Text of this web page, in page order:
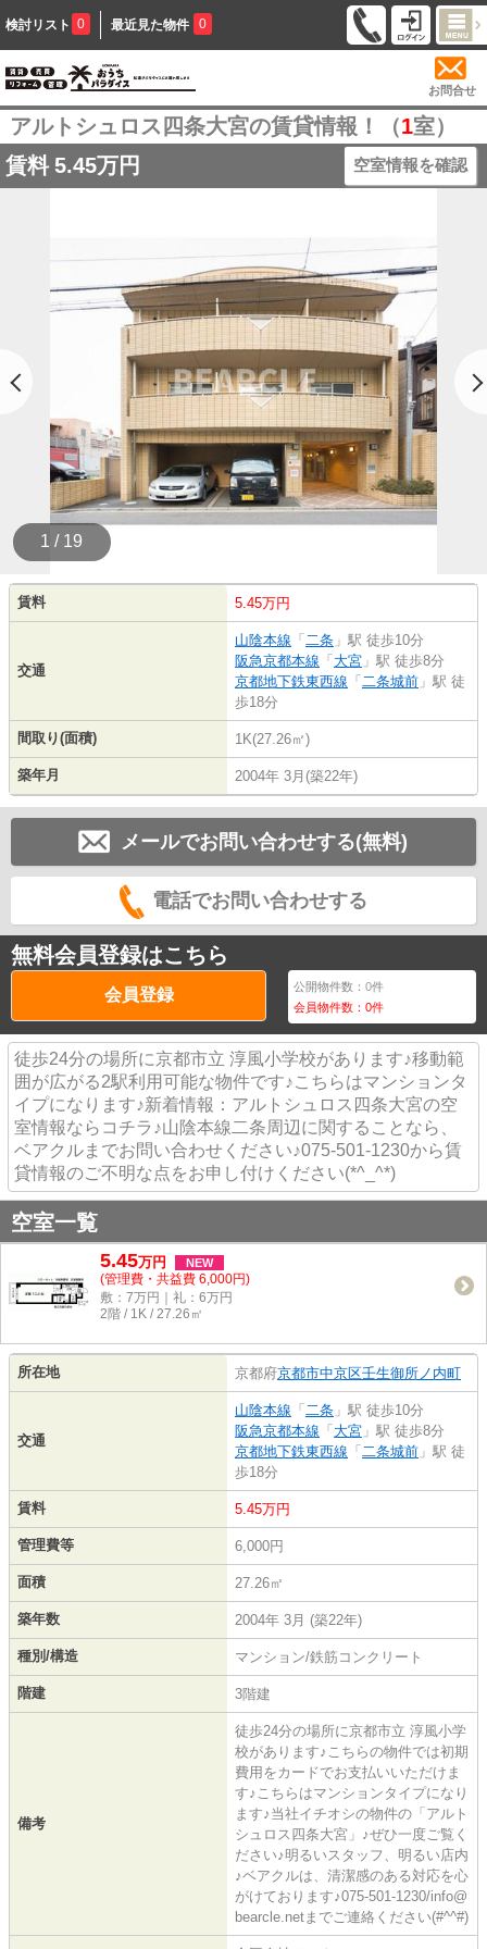
検討リスト 0 最近見た物件 0
お問合せ
アルトシュロス四条大宮の賃貸情報！（1室）
賃料 5.45万円 空室情報を確認
1 / 19
賃料 5.45万円
交通
山陰本線 「 二条 」駅 徒歩10分
阪急京都本線 「 大宮 」駅 徒歩8分
京都地下鉄東西線 「 二条城前 」駅 徒
歩18分
間取り(面積) 1K(27.26㎡)
築年月 2004年 3月(築22年)
メールでお問い合わせする(無料)
電話でお問い合わせする
無料会員登録はこちら
会員登録 公開物件数：0件
会員物件数：0件
徒歩24分の場所に京都市立 淳風小学校があります♪移動範
囲が広がる2駅利用可能な物件です♪こちらはマンションタ
イプになります♪新着情報：アルトシュロス四条大宮の空
室情報ならコチラ♪山陰本線二条周辺に関することなら、
ベアクルまでお問い合わせください♪075-501-1230から賃
貸情報のご不明な点をお申し付けください(*^_^*)
空室一覧
5.45万円 NEW
(管理費・共益費 6,000円)
敷：7万円｜礼：6万円
2階 / 1K / 27.26㎡
所在地 京都府京都市中京区壬生御所ノ内町
交通
山陰本線 「 二条 」駅 徒歩10分
阪急京都本線 「 大宮 」駅 徒歩8分
京都地下鉄東西線 「 二条城前 」駅 徒
歩18分
賃料 5.45万円
管理費等 6,000円
面積 27.26㎡
築年数 2004年 3月 (築22年)
種別/構造 マンション/鉄筋コンクリート
階建 3階建
備考
徒歩24分の場所に京都市立 淳風小学
校があります♪こちらの物件では初期
費用をカードでお支払いいただけま
す♪こちらはマンションタイプになり
ます♪当社イチオシの物件の「アルト
シュロス四条大宮」♪ぜひ一度ご覧く
ださい♪明るいスタッフ、明るい店内
♪ベアクルは、清潔感のある対応を心
がけております♪075-501-1230/info@
bearcle.netまでご連絡ください(#^^#)